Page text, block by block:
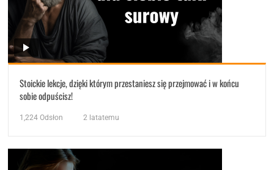
Stoickie lekcje, dzięki którym przestaniesz się przejmować i w końcu
sobie odpuścisz!
1,224 Odsłon 2 latatemu